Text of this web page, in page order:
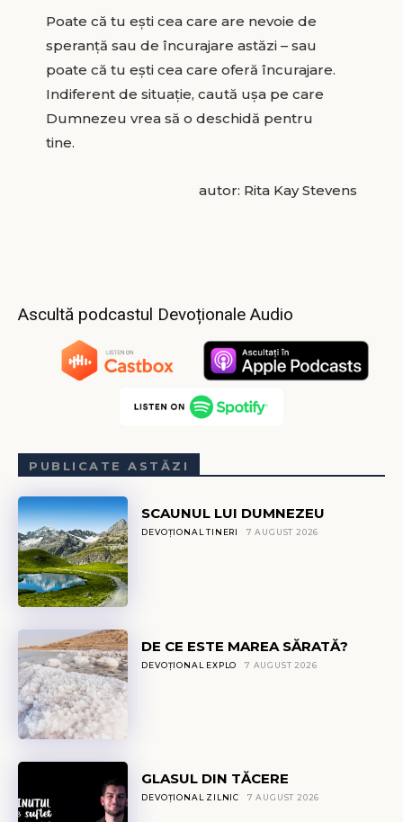
Poate că tu ești cea care are nevoie de
speranță sau de încurajare astăzi – sau
poate că tu ești cea care oferă încurajare.
Indiferent de situație, caută ușa pe care
Dumnezeu vrea să o deschidă pentru
tine.
autor: Rita Kay Stevens
Ascultă podcastul Devoționale Audio
PUBLICATE ASTĂZI
SCAUNUL LUI DUMNEZEU
DEVOȚIONAL TINERI 7 AUGUST 2026
DE CE ESTE MAREA SĂRATĂ?
DEVOȚIONAL EXPLO 7 AUGUST 2026
GLASUL DIN TĂCERE
DEVOȚIONAL ZILNIC 7 AUGUST 2026